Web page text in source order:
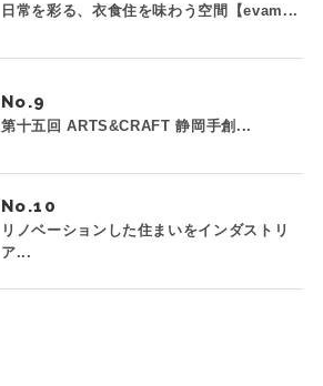
日常を彩る、衣食住を味わう空間【evam...
No.
第十五回 ARTS&CRAFT 静岡手創...
No.
リノベーションした住まいをインダストリ
ア...